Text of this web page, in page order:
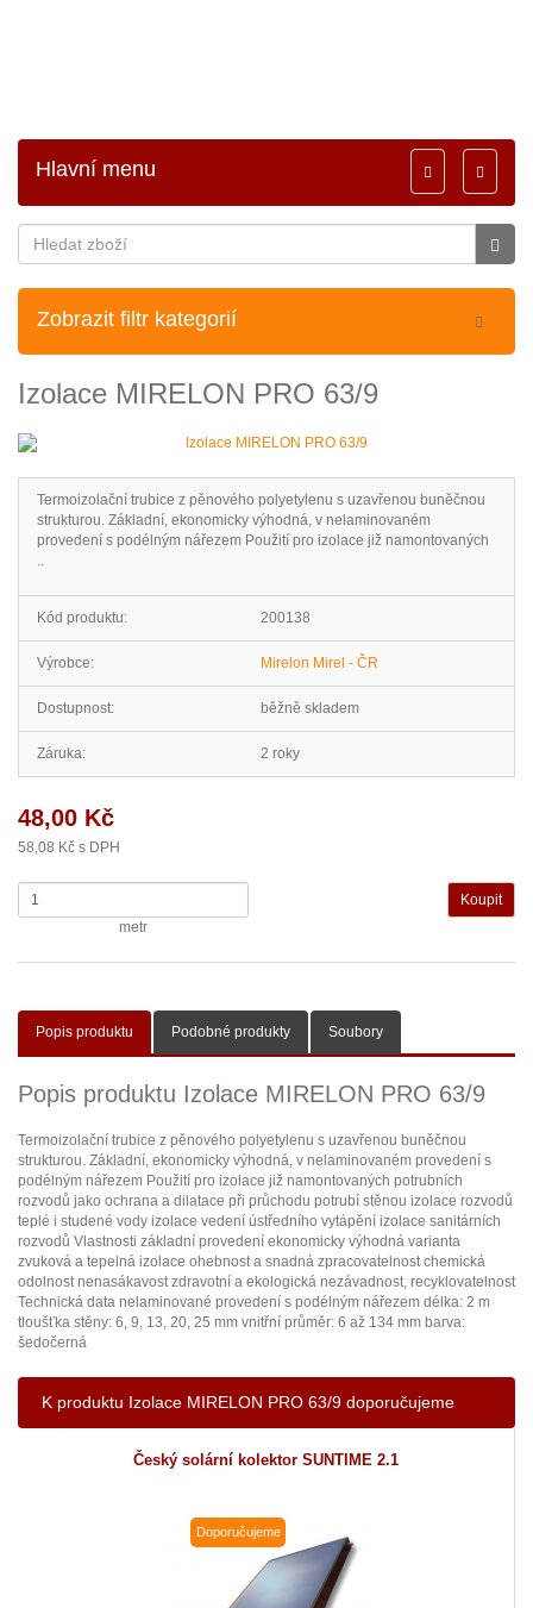
Toggle
Toggle
navigation
Hlavní menu
Zobrazit filtr kategorií
Izolace MIRELON PRO 63/9
Termoizolační trubice z pěnového polyetylenu s uzavřenou buněčnou
strukturou. Základní, ekonomicky výhodná, v nelaminovaném
provedení s podélným nářezem Použití pro izolace již namontovaných
..
Kód produktu: 200138
Výrobce: Mirelon Mirel - ČR
Dostupnost: běžně skladem
Záruka: 2 roky
48,00 Kč
58,08 Kč s DPH
metr
Popis produktu Podobné produkty Soubory
Popis produktu Izolace MIRELON PRO 63/9
Termoizolační trubice z pěnového polyetylenu s uzavřenou buněčnou
strukturou. Základní, ekonomicky výhodná, v nelaminovaném provedení s
podélným nářezem Použití pro izolace již namontovaných potrubních
rozvodů jako ochrana a dilatace při průchodu potrubí stěnou izolace rozvodů
teplé i studené vody izolace vedení ústředního vytápění izolace sanitárních
rozvodů Vlastnosti základní provedení ekonomicky výhodná varianta
zvuková a tepelná izolace ohebnost a snadná zpracovatelnost chemická
odolnost nenasákavost zdravotní a ekologická nezávadnost, recyklovatelnost
Technická data nelaminované provedení s podélným nářezem délka: 2 m
tloušťka stěny: 6, 9, 13, 20, 25 mm vnitřní průměr: 6 až 134 mm barva:
šedočerná
K produktu Izolace MIRELON PRO 63/9 doporučujeme
Český solární kolektor SUNTIME 2.1
Doporučujeme